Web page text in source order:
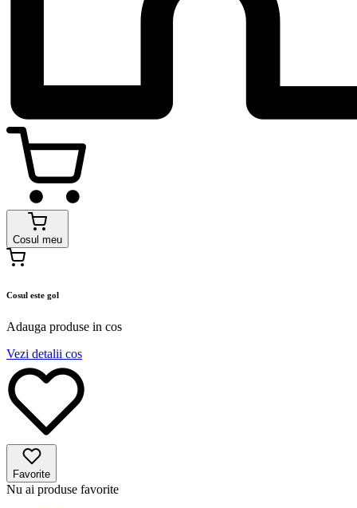
Cosul meu
Cosul este gol
Adauga produse in cos
Vezi detalii cos
Favorite
Nu ai produse favorite